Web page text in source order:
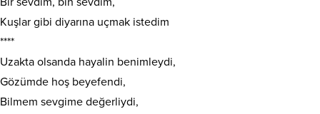
Kuşlar gibi diyarına uçmak istedim
****
Uzakta olsanda hayalin benimleydi,
Gözümde hoş beyefendi,
Bilmem sevgime değerliydi,